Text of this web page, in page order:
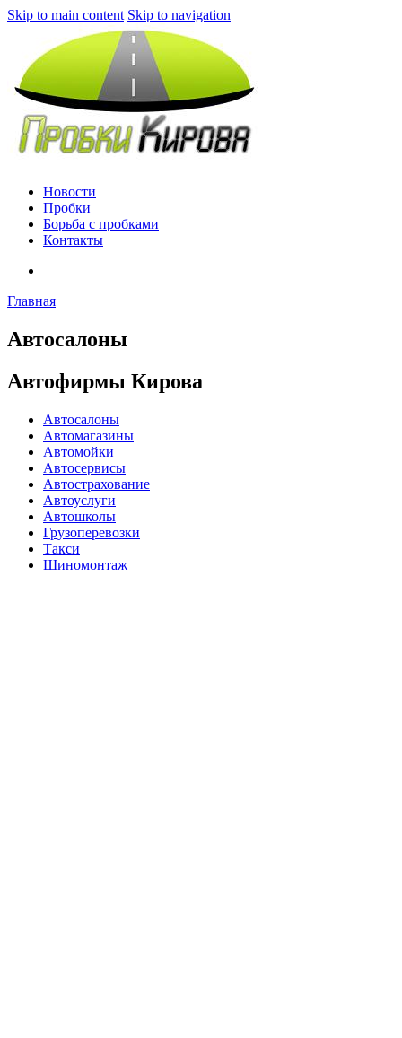
Skip to main content Skip to navigation
Новости
Пробки
Борьба с пробками
Контакты
Главная
Автосалоны
Автофирмы Кирова
Автосалоны
Автомагазины
Автомойки
Автосервисы
Автострахование
Автоуслуги
Автошколы
Грузоперевозки
Такси
Шиномонтаж